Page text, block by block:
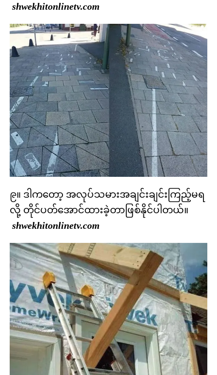
shwekhitonlinetv.com
၉။ ဒါကတော့ အလုပ်သမားအချင်းချင်းကြည့်မရ
လို့ တိုင်ပတ်အောင်ထားခဲ့တာဖြစ်နိုင်ပါတယ်။
shwekhitonlinetv.com